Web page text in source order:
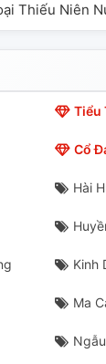
Thiếu Niên
Tiểu
Cổ
Hài
Kinh
Ma